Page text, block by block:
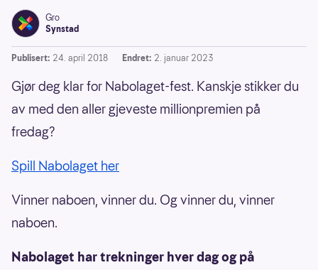
Gro
Synstad
Publisert: 24. april 2018 Endret: 2. januar 2023
Gjør deg klar for Nabolaget-fest. Kanskje stikker du
av med den aller gjeveste millionpremien på
fredag?
Spill Nabolaget her
Vinner naboen, vinner du. Og vinner du, vinner
naboen.
Nabolaget har trekninger hver dag og på